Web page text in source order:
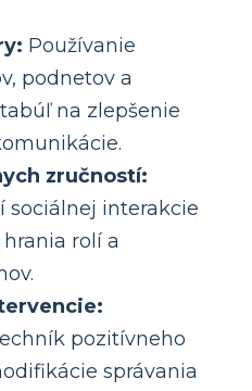
Používanie
podnetov a
na zlepšenie
zručností:
sociálnej interakcie
rolí a
pozitívneho
správania